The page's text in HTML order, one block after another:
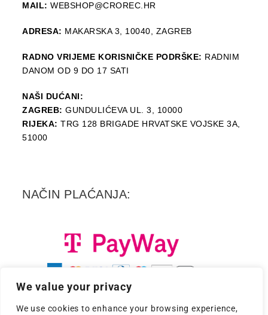
We value your privacy
We use cookies to enhance your browsing experience,
MAIL: WEBSHOP@CROREC.HR
ADRESA: MAKARSKA 3, 10040, ZAGREB
RADNO VRIJEME KORISNIČKE PODRŠKE: RADNIM
DANOM OD 9 DO 17 SATI
NAŠI DUĆANI:
ZAGREB: GUNDULIĆEVA UL. 3, 10000
RIJEKA: TRG 128 BRIGADE HRVATSKE VOJSKE 3A,
51000
NAČIN PLAĆANJA: